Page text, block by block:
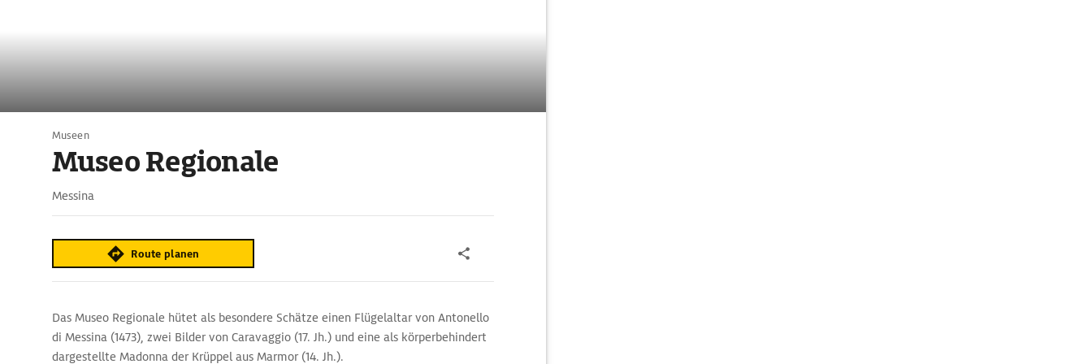
Museen
Museo Regionale
Messina
Route planen
Das Museo Regionale hütet als besondere Schätze einen Flügelaltar von Antonello
di Messina (1473), zwei Bilder von Caravaggio (17. Jh.) und eine als körperbehindert
dargestellte Madonna der Krüppel aus Marmor (14. Jh.).